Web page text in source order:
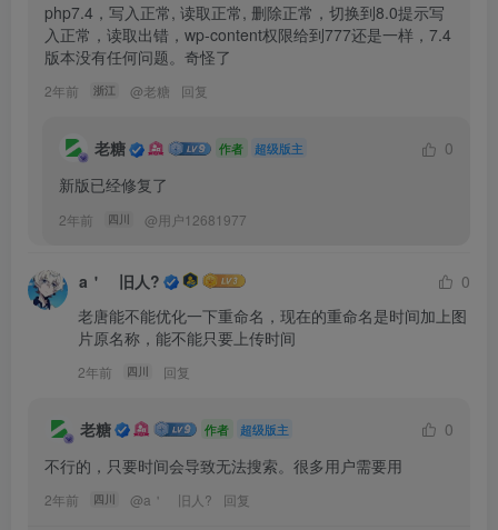
php7.4，写入正常, 读取正常, 删除正常，切换到8.0提示写
入正常，读取出错，wp-content权限给到777还是一样，7.4
版本没有任何问题。奇怪了
2年前 浙江 @老糖 回复
老糖 作者 超级版主
0
新版已经修复了
2年前 四川 @用户12681977
a＇ゞ旧人?
0
老唐能不能优化一下重命名，现在的重命名是时间加上图
片原名称，能不能只要上传时间
2年前 四川 回复
老糖 作者 超级版主
0
不行的，只要时间会导致无法搜索。很多用户需要用
2年前 四川 @a＇ゞ旧人? 回复